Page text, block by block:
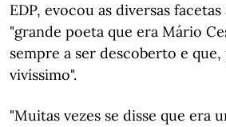
EDP, evocou as diversas
"grande poeta que era Mário
sempre a ser descoberto e
vivíssimo".
"Muitas vezes se disse que era